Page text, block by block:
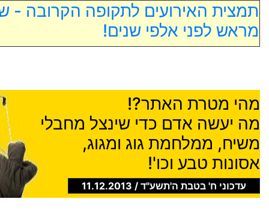
תמצית האירועים לתקופה הקרובה -
מראש לפני אלפי שנים!
מהי מטרת האתר?!
מה יעשה אדם כדי שינצל מחבלי
משיח, ממלחמת גוג ומגוג,
אסונות טבע וכו'!
עדכוני ח' בטבת ה'תשע"ד / 11.12.2013